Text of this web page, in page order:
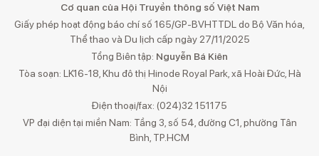
Cơ quan của Hội Truyền thông số Việt Nam
Giấy phép hoạt động báo chí số 165/GP-BVHTTDL do Bộ Văn hóa,
Thể thao và Du lịch cấp ngày 27/11/2025
Tổng Biên tập: Nguyễn Bá Kiên
Tòa soạn: LK16-18, Khu đô thị Hinode Royal Park, xã Hoài Đức, Hà
Nội
Điện thoại/fax: (024)32 151175
VP đại diện tại miền Nam: Tầng 3, số 54, đường C1, phường Tân
Bình, TP.HCM